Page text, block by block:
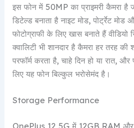
इस फोन में 50MP का प्राइमरी कैमरा है
डिटेल्ड बनाता है नाइट मोड, पोर्ट्रेट मोड
फोटोग्राफी के लिए खास बनाते हैं वीडियो
क्वालिटी भी शानदार है कैमरा हर तरह की
परफॉर्म करता है, चाहे दिन हो या रात,
लिए यह फोन बिल्कुल भरोसेमंद है।
Storage Performance
OnePlus 12 5G में 12GB RAM और